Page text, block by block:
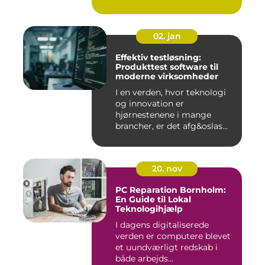
02. jan
Effektiv testløsning:
Produkttest software til
moderne virksomheder
I en verden, hvor teknologi
og innovation er
hjørnestenene i mange
brancher, er det afg&oslas...
20. nov
PC Reparation Bornholm:
En Guide til Lokal
Teknologihjælp
I dagens digitaliserede
verden er computere blevet
et uundværligt redskab i
både arbejds...